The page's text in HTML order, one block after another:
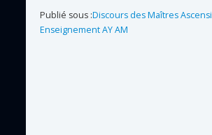
Publié sous :Discours des Maîtres
Enseignement AY AM